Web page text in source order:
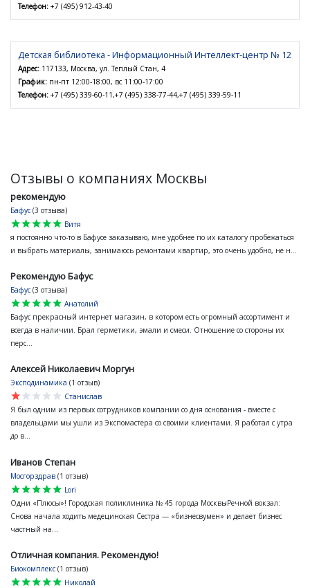
Телефон: +7 (495) 912-43-40
Детская библиотека - Информационный Интеллект-центр № 12
Адрес: 117133, Москва, ул. Теплый Стан, 4
График: пн-пт 12:00-18:00, вс 11:00-17:00
Телефон: +7 (495) 339-60-11,+7 (495) 338-77-44,+7 (495) 339-59-11
Отзывы о компаниях Москвы
рекомендую
Бафус (3 отзыва)
star
star
star
star
star
Витя
я постоянно что-то в Бафусе заказываю, мне удобнее по их каталогу пробежаться
и выбрать материалы, занимаюсь ремонтами квартир, это очень удобно, не н...
Рекомендую Бафус
Бафус (3 отзыва)
star
star
star
star
star
Анатолий
Бафус прекрасный интернет магазин, в котором есть огромный ассортимент и
всегда в наличии. Брал герметики, эмали и смеси. Отношение со стороны их
перс...
Алексей Николаевич Моргун
Эксподинамика (1 отзыв)
star
star
star
star
star
Станислав
Я был одним из первых сотрудников компании со дня основания - вместе с
владельцами мы ушли из Экспомастера со своими клиентами. Я работал с утра
до в...
Иванов Степан
Мосгорздрав (1 отзыв)
star
star
star
star
star
Lori
Одни «Плюсы»! Городская поликлиника № 45 города МосквыРечной вокзал:
Снова начала ходить медецинская Сестра — «бизнесвумен» и делает бизнес
частный на...
Отличная компания. Рекомендую!
Биокомплекс (1 отзыв)
star
star
star
star
star
Николай